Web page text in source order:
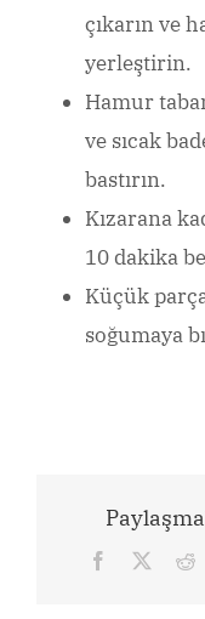
çıkarın ve
yerleştirin.
Hamur
ve sıcak
bastırın.
Kızarana
10 dakika
Küçük
soğumaya
Facebook